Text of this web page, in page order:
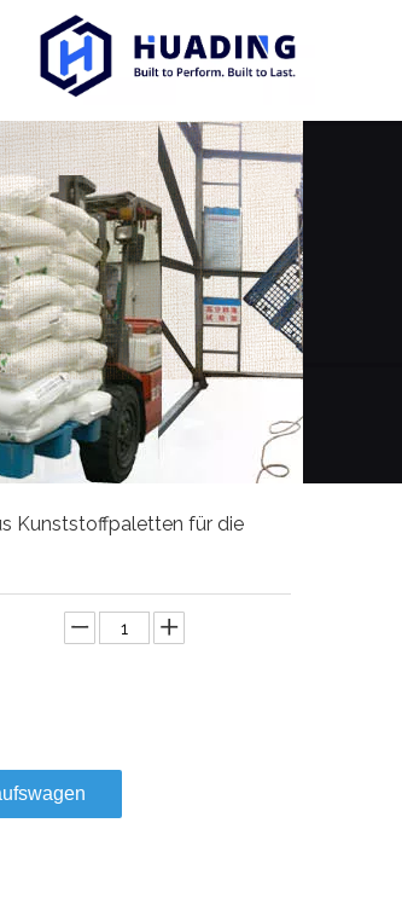
Kunststoffpaletten für die